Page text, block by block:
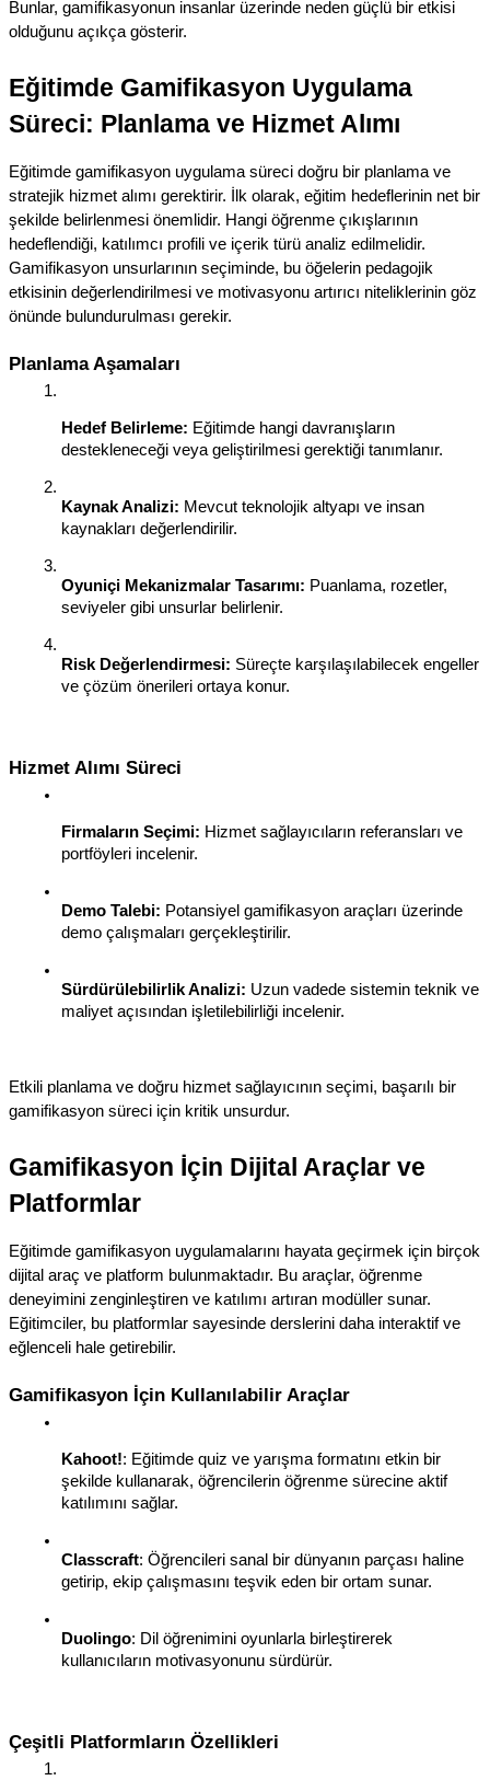
Bunlar, gamifikasyonun insanlar üzerinde neden güçlü bir etkisi
olduğunu açıkça gösterir.
Eğitimde Gamifikasyon Uygulama
Süreci: Planlama ve Hizmet Alımı
Eğitimde gamifikasyon uygulama süreci doğru bir planlama ve
stratejik hizmet alımı gerektirir. İlk olarak, eğitim hedeflerinin net bir
şekilde belirlenmesi önemlidir. Hangi öğrenme çıkışlarının
hedeflendiği, katılımcı profili ve içerik türü analiz edilmelidir.
Gamifikasyon unsurlarının seçiminde, bu öğelerin pedagojik
etkisinin değerlendirilmesi ve motivasyonu artırıcı niteliklerinin göz
önünde bulundurulması gerekir.
Planlama Aşamaları
Hedef Belirleme: Eğitimde hangi davranışların
destekleneceği veya geliştirilmesi gerektiği tanımlanır.
Kaynak Analizi: Mevcut teknolojik altyapı ve insan
kaynakları değerlendirilir.
Oyuniçi Mekanizmalar Tasarımı: Puanlama, rozetler,
seviyeler gibi unsurlar belirlenir.
Risk Değerlendirmesi: Süreçte karşılaşılabilecek engeller
ve çözüm önerileri ortaya konur.
Hizmet Alımı Süreci
Firmaların Seçimi: Hizmet sağlayıcıların referansları ve
portföyleri incelenir.
Demo Talebi: Potansiyel gamifikasyon araçları üzerinde
demo çalışmaları gerçekleştirilir.
Sürdürülebilirlik Analizi: Uzun vadede sistemin teknik ve
maliyet açısından işletilebilirliği incelenir.
Etkili planlama ve doğru hizmet sağlayıcının seçimi, başarılı bir
gamifikasyon süreci için kritik unsurdur.
Gamifikasyon İçin Dijital Araçlar ve
Platformlar
Eğitimde gamifikasyon uygulamalarını hayata geçirmek için birçok
dijital araç ve platform bulunmaktadır. Bu araçlar, öğrenme
deneyimini zenginleştiren ve katılımı artıran modüller sunar.
Eğitimciler, bu platformlar sayesinde derslerini daha interaktif ve
eğlenceli hale getirebilir.
Gamifikasyon İçin Kullanılabilir Araçlar
Kahoot!: Eğitimde quiz ve yarışma formatını etkin bir
şekilde kullanarak, öğrencilerin öğrenme sürecine aktif
katılımını sağlar.
Classcraft: Öğrencileri sanal bir dünyanın parçası haline
getirip, ekip çalışmasını teşvik eden bir ortam sunar.
Duolingo: Dil öğrenimini oyunlarla birleştirerek
kullanıcıların motivasyonunu sürdürür.
Çeşitli Platformların Özellikleri